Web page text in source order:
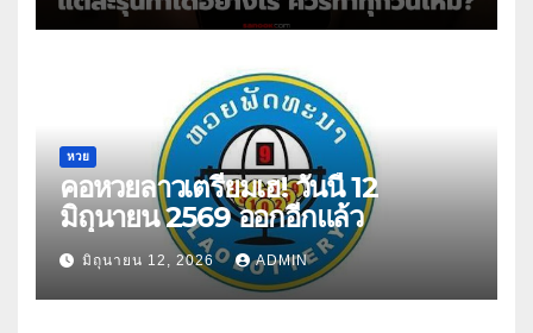
หวย
คอหวยลาวเตรียมเฮ! วันนี้ 12
มิถุนายน 2569 ออกอีกแล้ว
มิถุนายน 12, 2026 ADMIN